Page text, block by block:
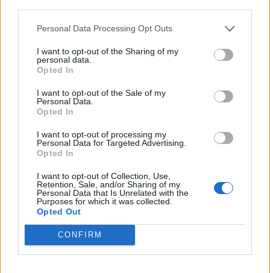
Personal Data Processing Opt Outs
I want to opt-out of the Sharing of my
personal data.
Opted In
I want to opt-out of the Sale of my
Personal Data.
Opted In
I want to opt-out of processing my
Personal Data for Targeted Advertising.
Opted In
I want to opt-out of Collection, Use,
Retention, Sale, and/or Sharing of my
Personal Data that Is Unrelated with the
Purposes for which it was collected.
Opted Out
CONFIRM
Τη θέση της εκκλησίας αναφορικά με τον γάμο
των ομόφυλων ζευγαριών κλήθηκε να
σχολιάσει ο Μιχάλης Οικονόμου στο «Πρωινό»
το πρωί της Τρίτης (19/12) και ξέσπασε,
αναφέροντας πως έχει ΛΟΑΤΚΙ οικογένεια,
ηθοποιός απηύθυνε έκκληση να σκεφτούμε τα
παιδιά που μεγαλώνουν με ομόφυλα ζευγάρια.
Πιο συγκεκριμένα, ο Μιχάλης Οικονόμου
σημείωσε χαρακτηριστικά πως «είμαι ναι μεν